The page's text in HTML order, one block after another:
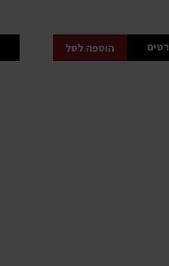
הוספה לסל